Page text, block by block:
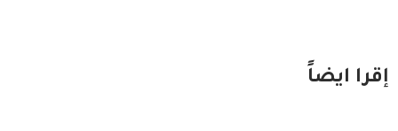
إقرا ايضاً